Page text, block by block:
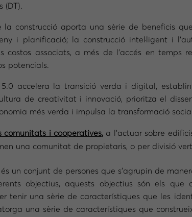
(DT).
la construcció aporta una sèrie de beneficis
i planificació; la construcció intel·ligent i
costos associats, a més de l’accés en
potencials.
5.0 accelera la transició verda i digital,
de creativitat i innovació, prioritza el
més verda i impulsa la transformació social.
comunitats i cooperatives, a l’actuar sobre
una comunitat de propietaris, o per divisió
un conjunt de persones que s’agrupin de
objectius, aquests objectius són els
tenir una sèrie de característiques que les
una sèrie de característiques que